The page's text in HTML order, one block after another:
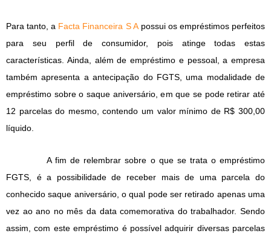
Para tanto, a Facta Financeira S Apossui os empréstimos perfeitos
para seu perfil de consumidor, pois atinge todas estas
características. Ainda, além de empréstimo e pessoal, a empresa
também apresenta a antecipação do FGTS, uma modalidade de
empréstimo sobre o saque aniversário, em que se pode retirar até
12 parcelas do mesmo, contendo um valor mínimo de R$ 300,00
líquido.
A fim de relembrar sobre o que se trata o empréstimo
FGTS, é a possibilidade de receber mais de uma parcela do
conhecido saque aniversário, o qual pode ser retirado apenas uma
vez ao ano no mês da data comemorativa do trabalhador. Sendo
assim, com este empréstimo é possível adquirir diversas parcelas